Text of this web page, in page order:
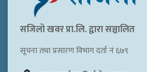
सजिलो खवर प्रा.लि. द्वारा सञ्चालित
सूचना तथा प्रसारण विभाग दर्ता नं ६७९